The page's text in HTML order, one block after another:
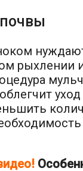
рыхлении